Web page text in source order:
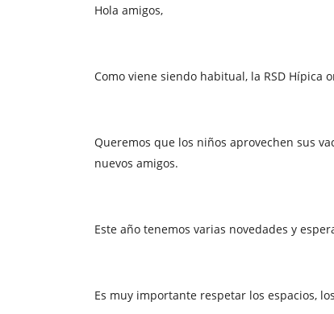
Hola amigos,
Como viene siendo habitual, la RSD Hípica
Queremos que los niños aprovechen sus
nuevos amigos.
Este año tenemos varias novedades y
Es muy importante respetar los espacios,